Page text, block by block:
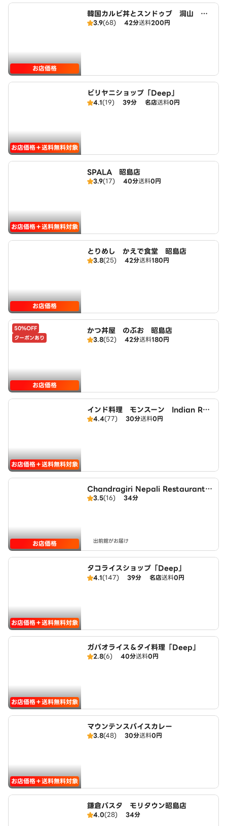
お店価格
韓国カルビ丼とスンドゥブ 洞山 昭
島店
3.9(68) 42分送料200円
お店価格＋送料無料対象
ビリヤニショップ「Deep」
4.1(19) 39分 名店送料0円
お店価格＋送料無料対象
SPALA 昭島店
3.9(17) 40分送料0円
お店価格
とりめし かえで食堂 昭島店
3.8(25) 42分送料180円
50%OFF
クーポンあり
お店価格
かつ丼屋 のぶお 昭島店
3.8(52) 42分送料180円
お店価格＋送料無料対象
インド料理 モンスーン Indian Res
taurant MONSOON
4.4(77) 30分送料0円
お店価格
Chandragiri Nepali Restaurant
チャンドラギリネパールレストラン
3.5(16) 34分
出前館がお届け
お店価格＋送料無料対象
タコライスショップ「Deep」
4.1(147) 39分 名店送料0円
お店価格＋送料無料対象
ガパオライス＆タイ料理「Deep」
2.8(6) 40分送料0円
お店価格＋送料無料対象
マウンテンスパイスカレー
3.8(48) 30分送料0円
鎌倉パスタ モリタウン昭島店
4.0(28) 34分